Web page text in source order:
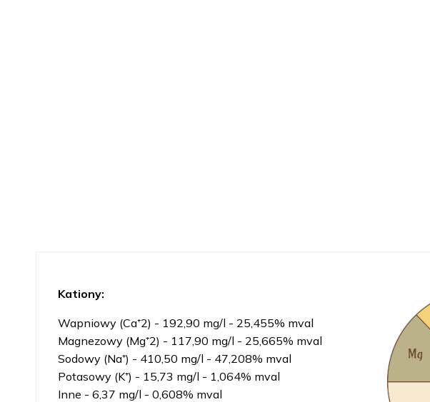
Kationy:
Wapniowy (Ca⁺2) - 192,90 mg/l - 25,455% mval
Magnezowy (Mg⁺2) - 117,90 mg/l - 25,665% mval
Sodowy (Na⁺) - 410,50 mg/l - 47,208% mval
Potasowy (K⁺) - 15,73 mg/l - 1,064% mval
Inne - 6,37 mg/l - 0,608% mval